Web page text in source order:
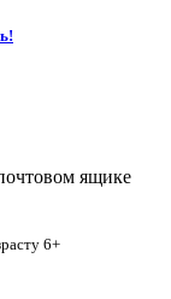
ящике
6+